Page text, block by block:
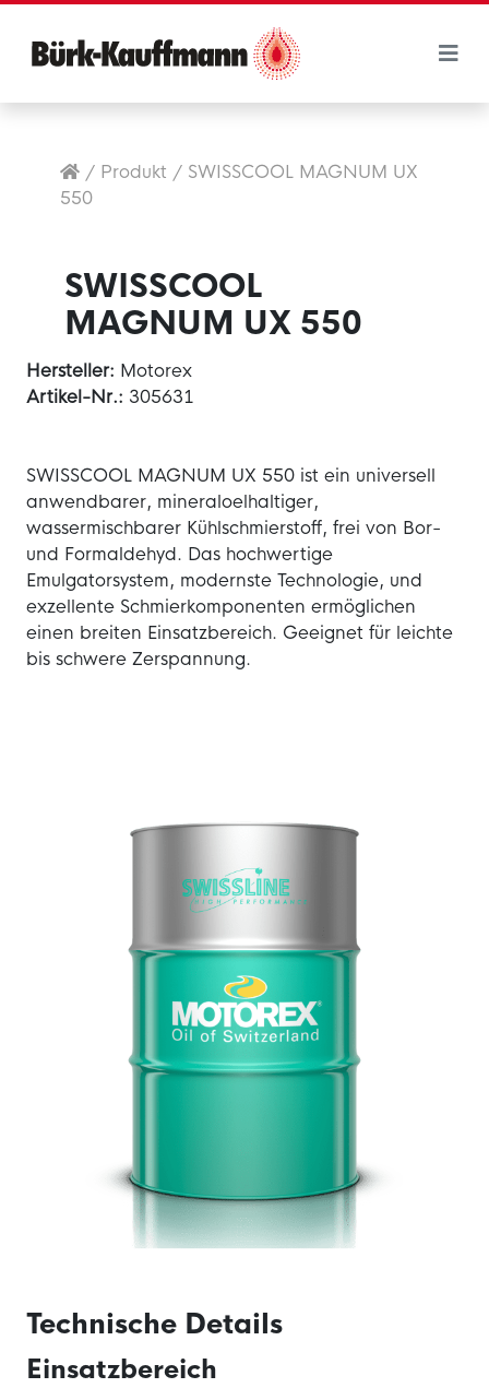
/ Produkt / SWISSCOOL MAGNUM UX
550
SWISSCOOL
MAGNUM UX 550
Hersteller: Motorex
Artikel-Nr.: 305631
SWISSCOOL MAGNUM UX 550 ist ein universell
anwendbarer, mineraloelhaltiger,
wassermischbarer Kühlschmierstoff, frei von Bor-
und Formaldehyd. Das hochwertige
Emulgatorsystem, modernste Technologie, und
exzellente Schmierkomponenten ermöglichen
einen breiten Einsatzbereich. Geeignet für leichte
bis schwere Zerspannung.
Technische Details
Einsatzbereich